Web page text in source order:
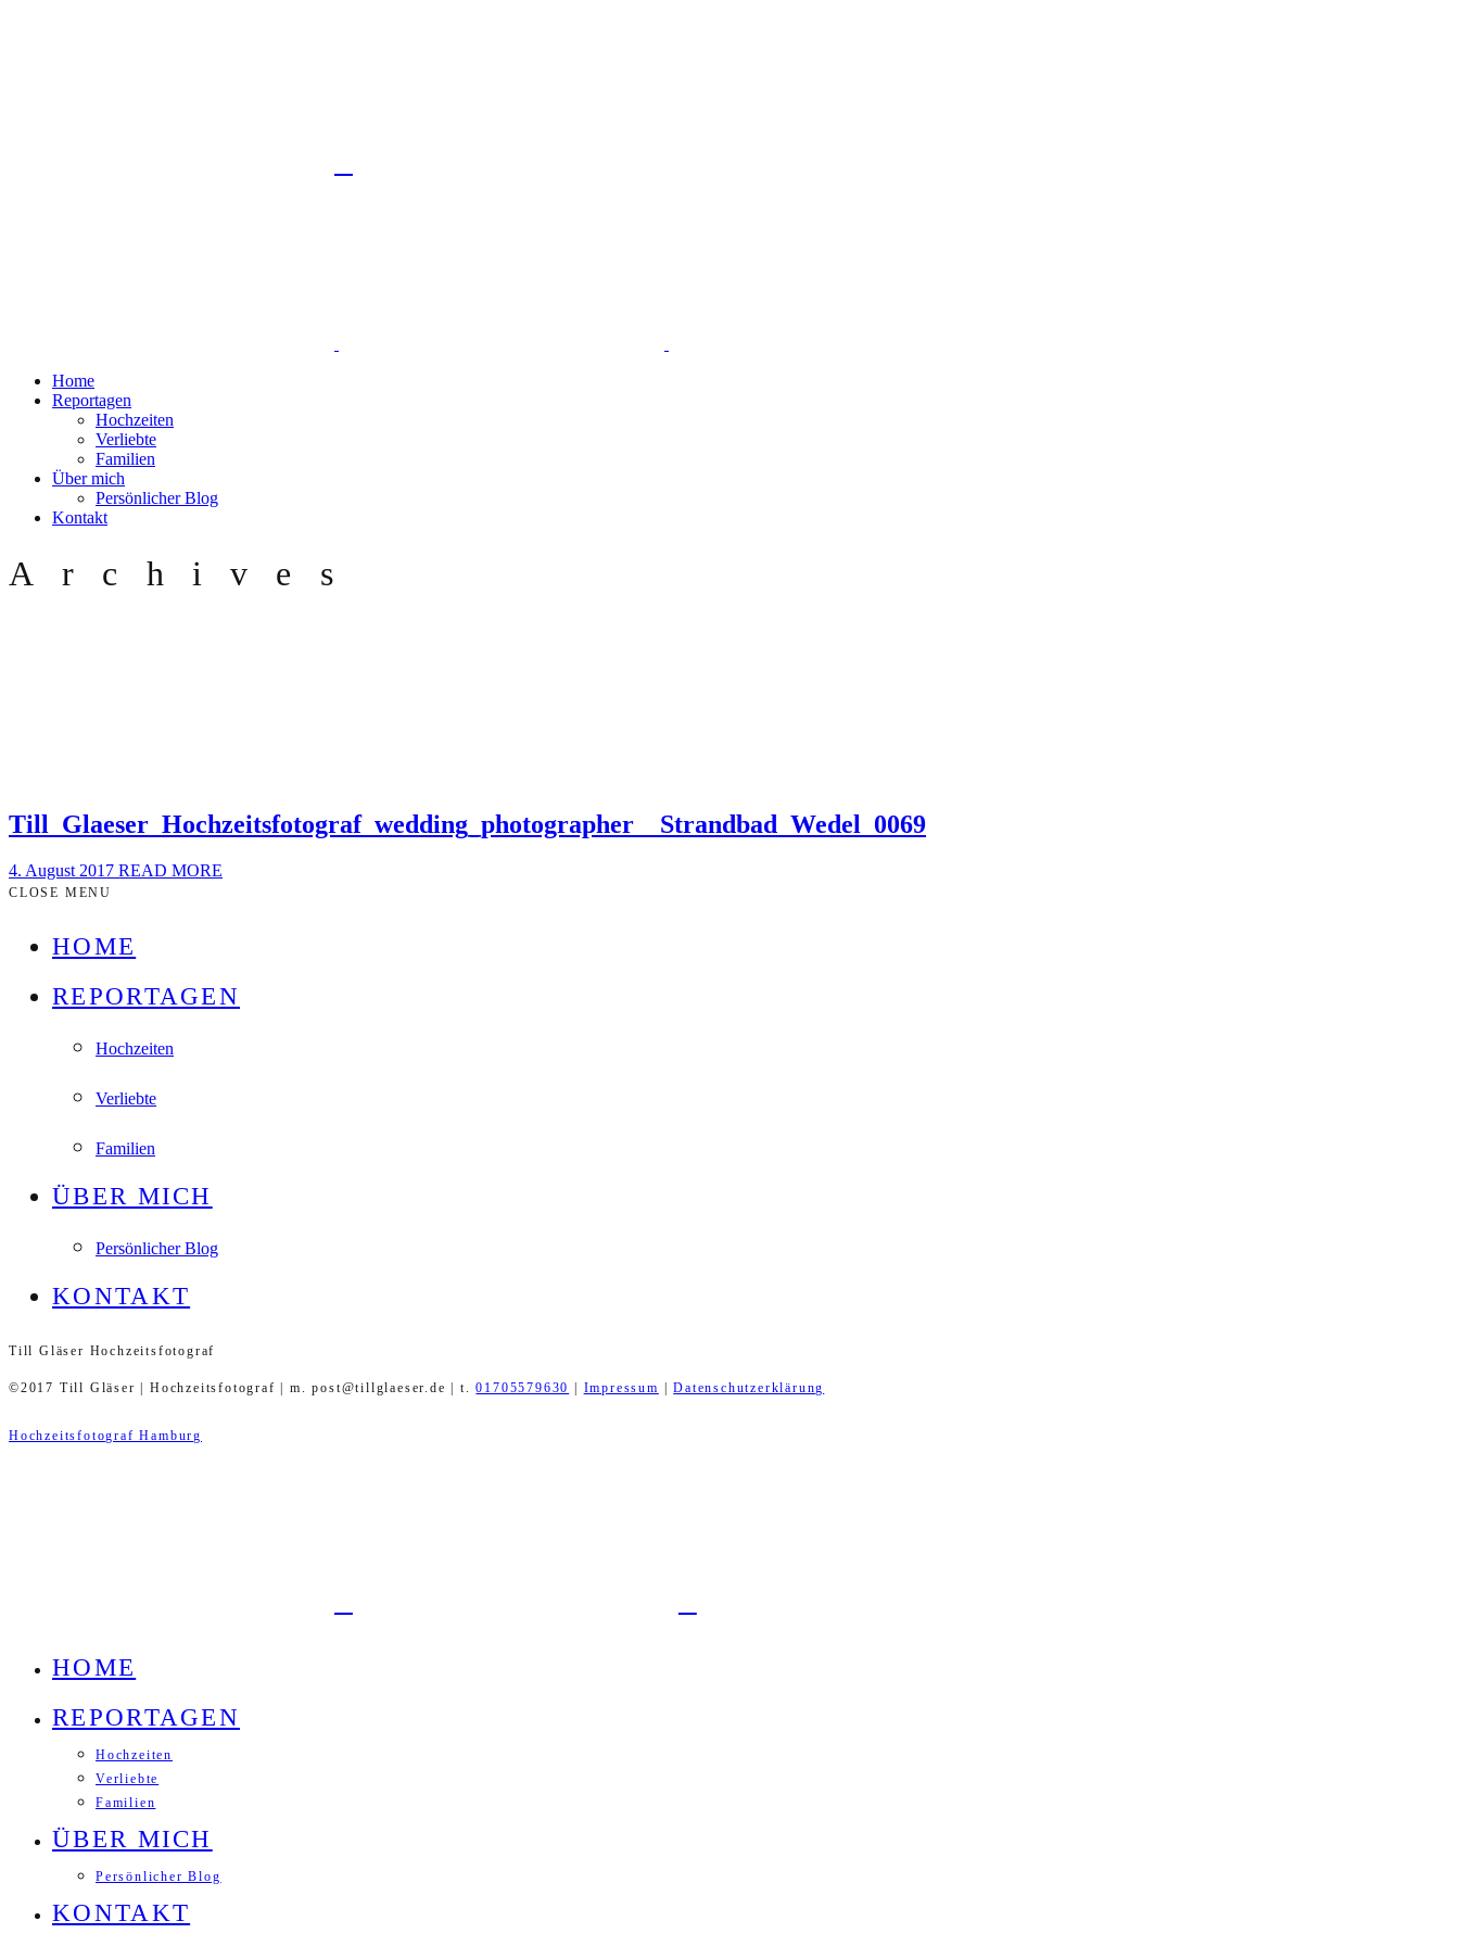
Home
Reportagen
Hochzeiten
Verliebte
Familien
Über mich
Persönlicher Blog
Kontakt
Archives
Till_Glaeser_Hochzeitsfotograf_wedding_photographer__Strandbad_Wedel_0069
4. August 2017 READ MORE
CLOSE MENU
HOME
REPORTAGEN
Hochzeiten
Verliebte
Familien
ÜBER MICH
Persönlicher Blog
KONTAKT
Till Gläser Hochzeitsfotograf
©2017 Till Gläser | Hochzeitsfotograf | m. post@tillglaeser.de | t.01705579630 | Impressum |Datenschutzerklärung
Hochzeitsfotograf Hamburg
HOME
REPORTAGEN
Hochzeiten
Verliebte
Familien
ÜBER MICH
Persönlicher Blog
KONTAKT